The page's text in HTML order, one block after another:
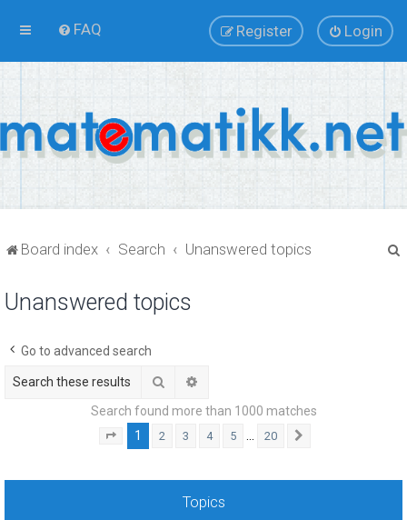
FAQ Login
Register
Board index Search Unanswered topics
Unanswered topics
Go to advanced search
Search
Search found more than 1000 matches
Page of 20
1 2 3 4 5 20
Topics